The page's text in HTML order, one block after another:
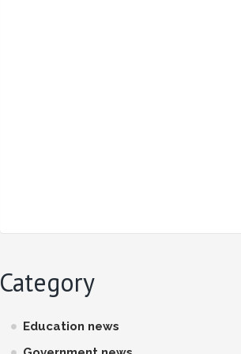
Category
Education news